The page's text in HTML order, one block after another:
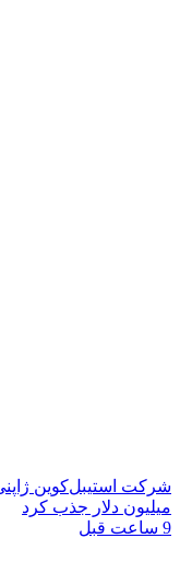
میلیون دلار جذب کرد
9 ساعت قبل